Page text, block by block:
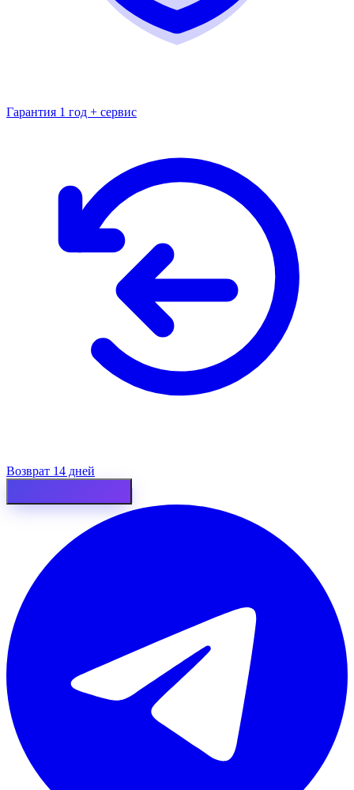
Гарантия 1 год + сервис
Возврат 14 дней